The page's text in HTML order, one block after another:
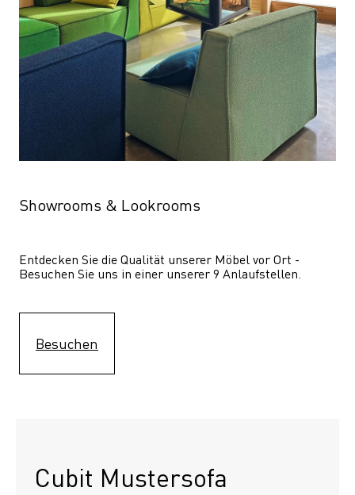
Showrooms & Lookrooms
Entdecken Sie die Qualität unserer Möbel vor Ort -
Besuchen Sie uns in einer unserer 9 Anlaufstellen.
Besuchen
Cubit Mustersofa